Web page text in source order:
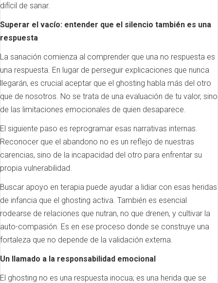
difícil de sanar.
Superar el vacío: entender que el silencio también es una
respuesta
La sanación comienza al comprender que una no respuesta es
una respuesta. En lugar de perseguir explicaciones que nunca
llegarán, es crucial aceptar que el ghosting habla más del otro
que de nosotros. No se trata de una evaluación de tu valor, sino
de las limitaciones emocionales de quien desaparece.
El siguiente paso es reprogramar esas narrativas internas.
Reconocer que el abandono no es un reflejo de nuestras
carencias, sino de la incapacidad del otro para enfrentar su
propia vulnerabilidad.
Buscar apoyo en terapia puede ayudar a lidiar con esas heridas
de infancia que el ghosting activa. También es esencial
rodearse de relaciones que nutran, no que drenen, y cultivar la
auto-compasión. Es en ese proceso donde se construye una
fortaleza que no depende de la validación externa.
Un llamado a la responsabilidad emocional
El ghosting no es una respuesta inocua; es una herida que se